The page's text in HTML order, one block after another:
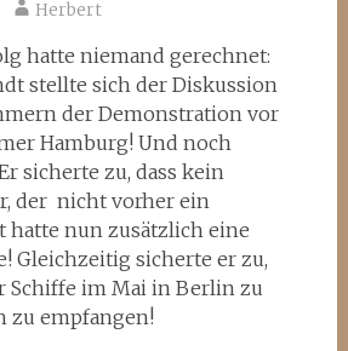
Herbert
hatte niemand gerechnet:
stellte sich der Diskussion
der Demonstration vor
Hamburg! Und noch
sicherte zu, dass kein
der nicht vorher ein
hatte nun zusätzlich eine
Gleichzeitig sicherte er zu,
Schiffe im Mai in Berlin zu
zu empfangen!